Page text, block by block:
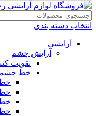
انتخاب دسته بندی
آرایشی
آرایش چشم
تقویت
خط چشم
خط